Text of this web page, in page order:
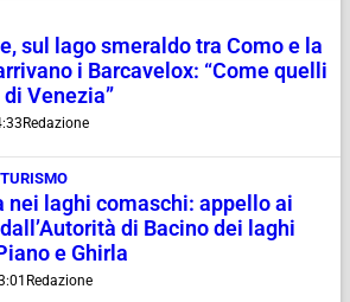
sul lago smeraldo tra Como e la
i Barcavelox: “Come quelli
Venezia”
Redazione
TURISMO
nei laghi comaschi: appello ai
di Bacino dei laghi
e Ghirla
Redazione